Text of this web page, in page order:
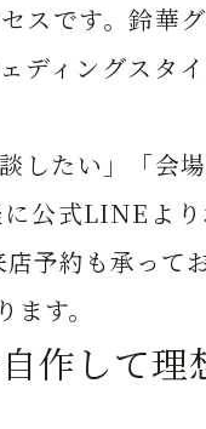
スです。鈴華
ディングスタ
したい」「会
公式LINEよ
予約も承って
す。
作して理